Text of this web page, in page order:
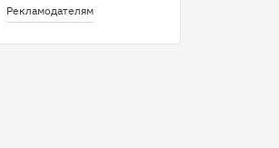
Рекламодателям